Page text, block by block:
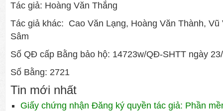
Tác giả: Hoàng Văn Thắng
Tác giả khác: Cao Văn Lạng, Hoàng Văn Thành,
Sâm
Số QĐ cấp Bằng bảo hộ: 14723w/QĐ-SHTT ngày
Số Bằng: 2721
Tin mới nhất
Giấy chứng nhận Đăng ký quyền tác giả: Phần